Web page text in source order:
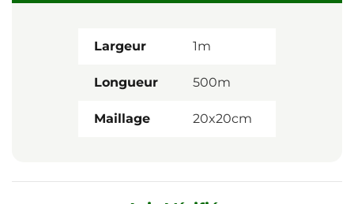
Largeur 1m
Longueur 500m
Maillage 20x20cm